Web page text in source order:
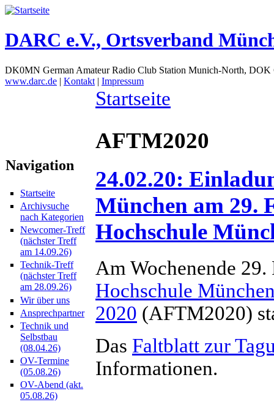
DARC e.V., Ortsverband
DK0MN German Amateur Radio Club Station Munich-North,
www.darc.de | Kontakt | Impressum
Navigation
Startseite
Archivsuche
nach Kategorien
Newcomer-Treff
(nächster Treff
am 14.09.26)
Technik-Treff
(nächster Treff
am 28.09.26)
Wir über uns
Ansprechpartner
Technik und
Selbstbau
(08.04.26)
OV-Termine
(05.08.26)
OV-Abend (akt.
05.08.26)
Startseite
AFTM2020
24.02.20:
München am 29.
Hochschule
Am Wochenende
Hochschule
2020 (AFTM2020)
Das Faltblatt zur
Informationen.